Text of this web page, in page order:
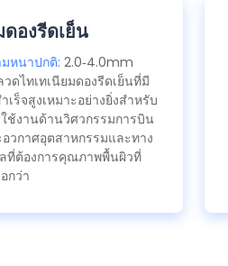
องรีดเย็น
หนาปกติ: 2.0-4.0mm
ดไทเทเนียมดองรีดเย็นที่มี
เร็จสูงเหมาะอย่างยิ่งสําหรับ
ช้งานด้านวิศวกรรมการบิน
วกาศอุตสาหกรรมและทาง
ที่ต้องการคุณภาพพื้นผิวที่
กว่า